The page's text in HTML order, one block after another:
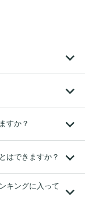
すか？
はできますか？
キングに入って